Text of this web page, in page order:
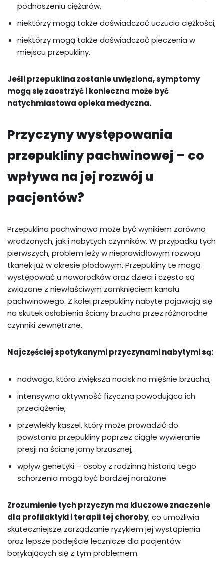
podnoszeniu ciężarów,
niektórzy mogą także doświadczać uczucia ciężkości,
niektórzy mogą także doświadczać pieczenia w
miejscu przepukliny.
Jeśli przepuklina zostanie uwięziona, symptomy
mogą się zaostrzyć i konieczna może być
natychmiastowa opieka medyczna.
Przyczyny występowania
przepukliny pachwinowej – co
wpływa na jej rozwój u
pacjentów?
Przepuklina pachwinowa może być wynikiem zarówno
wrodzonych, jak i nabytych czynników. W przypadku tych
pierwszych, problem leży w nieprawidłowym rozwoju
tkanek już w okresie płodowym. Przepukliny te mogą
występować u noworodków oraz dzieci i często są
związane z niewłaściwym zamknięciem kanału
pachwinowego. Z kolei przepukliny nabyte pojawiają się
na skutek osłabienia ściany brzucha przez różnorodne
czynniki zewnętrzne.
Najczęściej spotykanymi przyczynami nabytymi są:
nadwaga, która zwiększa nacisk na mięśnie brzucha,
intensywna aktywność fizyczna powodująca ich
przeciążenie,
przewlekły kaszel, który może prowadzić do
powstania przepukliny poprzez ciągłe wywieranie
presji na ścianę jamy brzusznej,
wpływ genetyki – osoby z rodzinną historią tego
schorzenia mogą być bardziej narażone.
Zrozumienie tych przyczyn ma kluczowe znaczenie
dla profilaktyki i terapii tej choroby, co umożliwia
skuteczniejsze zarządzanie ryzykiem jej wystąpienia
oraz lepsze podejście lecznicze dla pacjentów
borykających się z tym problemem.